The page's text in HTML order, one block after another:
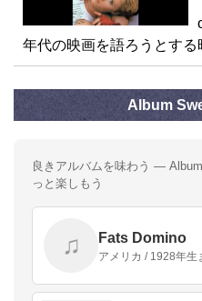
年代の映画を語ろうとす
Album
良きアルバムを味わう —
っと楽しもう
♫ Fats Domino
アメリカ / 1928年生